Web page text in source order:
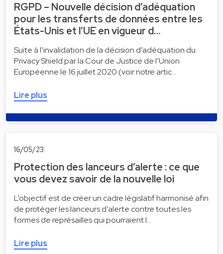
RGPD – Nouvelle décision d’adéquation
pour les transferts de données entre les
États-Unis et l’UE en vigueur d…
Suite à l’invalidation de la décision d’adéquation du
Privacy Shield par la Cour de Justice de l’Union
Européenne le 16 juillet 2020 (voir notre artic…
Lire plus
16/05/23
Protection des lanceurs d’alerte : ce que
vous devez savoir de la nouvelle loi
L’objectif est de créer un cadre législatif harmonisé afin
de protéger les lanceurs d’alerte contre toutes les
formes de représailles qui pourraient l…
Lire plus